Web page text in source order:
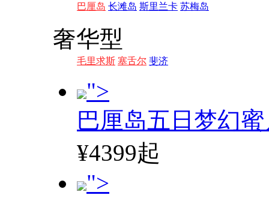
巴厘岛 长滩岛 斯里兰卡 苏梅岛
奢华型
毛里求斯 塞舌尔 斐济
">
巴厘岛五日梦幻
¥4399起
">